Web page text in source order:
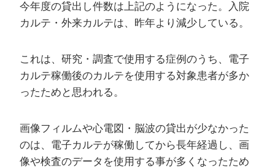
今年度の貸出し件数は上記のようになった。入院
カルテ・外来カルテは、昨年より減少している。
これは、研究・調査で使用する症例のうち、電子
カルテ稼働後のカルテを使用する対象患者が多か
ったためと思われる。
画像フィルムや心電図・脳波の貸出が少なかった
のは、電子カルテが稼働してから長年経過し、画
像や検査のデータを使用する事が多くなったため